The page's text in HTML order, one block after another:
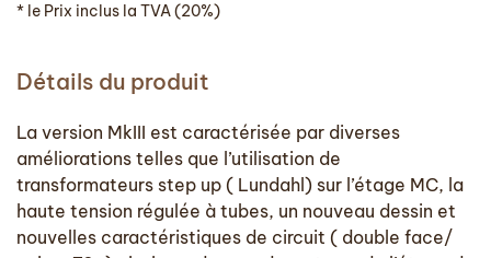
* le Prix inclus la TVA (20%)
Détails du produit
La version MkIII est caractérisée par diverses
améliorations telles que l’utilisation de
transformateurs step up ( Lundahl) sur l’étage MC, la
haute tension régulée à tubes, un nouveau dessin et
nouvelles caractéristiques de circuit ( double face/